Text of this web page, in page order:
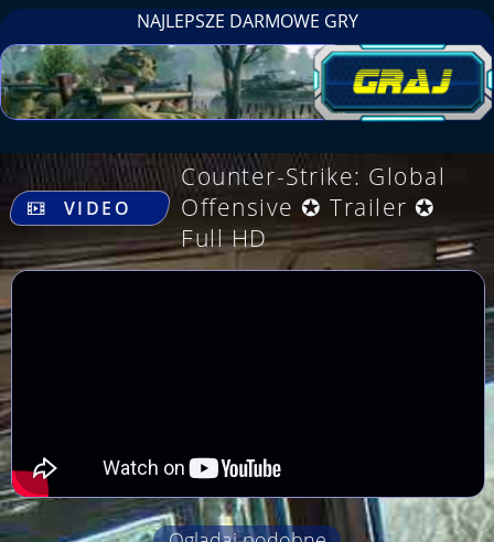
NAJLEPSZE DARMOWE GRY
.
VIDEO
Counter-Strike: Global
Offensive ✪ Trailer ✪
Full HD